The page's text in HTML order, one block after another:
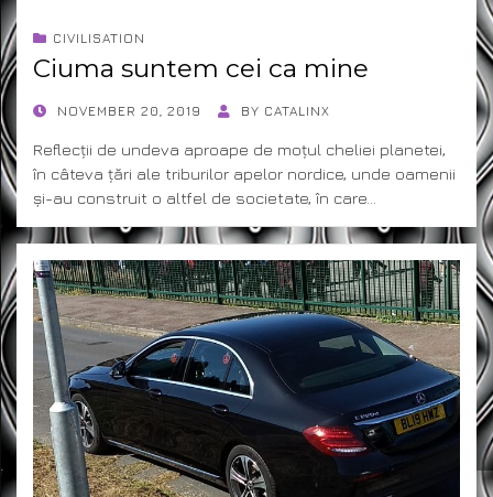
CIVILISATION
Ciuma suntem cei ca mine
POSTEDNOVEMBER 20, 2019 BY CATALINX
Reflecții de undeva aproape de moțul cheliei planetei,
în câteva țări ale triburilor apelor nordice, unde oamenii
și-au construit o altfel de societate, în care…